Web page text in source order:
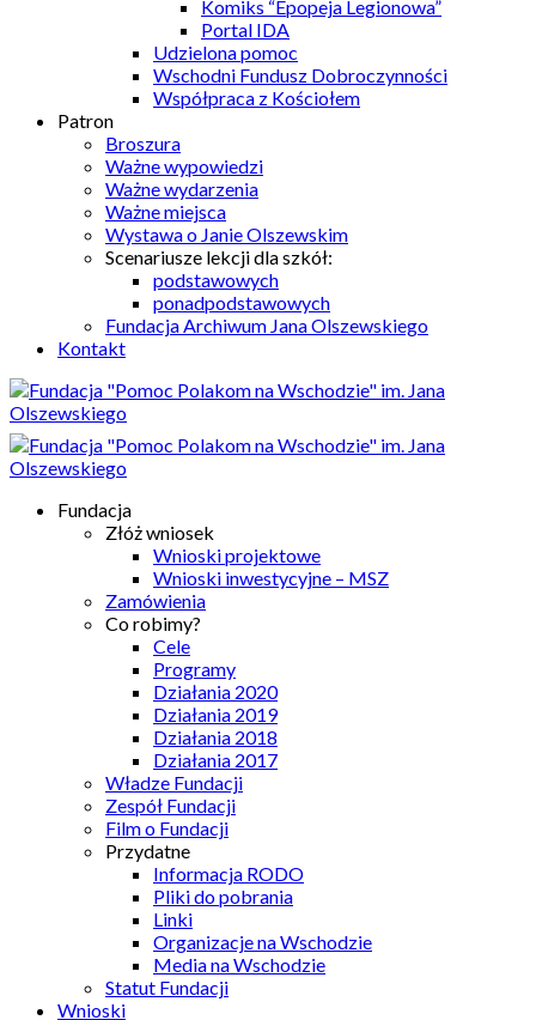
Komiks “Epopeja Legionowa”
Portal IDA
Udzielona pomoc
Wschodni Fundusz Dobroczynności
Współpraca z Kościołem
Patron
Broszura
Ważne wypowiedzi
Ważne wydarzenia
Ważne miejsca
Wystawa o Janie Olszewskim
Scenariusze lekcji dla szkół:
podstawowych
ponadpodstawowych
Fundacja Archiwum Jana Olszewskiego
Kontakt
Fundacja
Złóż wniosek
Wnioski projektowe
Wnioski inwestycyjne – MSZ
Zamówienia
Co robimy?
Cele
Programy
Działania 2020
Działania 2019
Działania 2018
Działania 2017
Władze Fundacji
Zespół Fundacji
Film o Fundacji
Przydatne
Informacja RODO
Pliki do pobrania
Linki
Organizacje na Wschodzie
Media na Wschodzie
Statut Fundacji
Wnioski